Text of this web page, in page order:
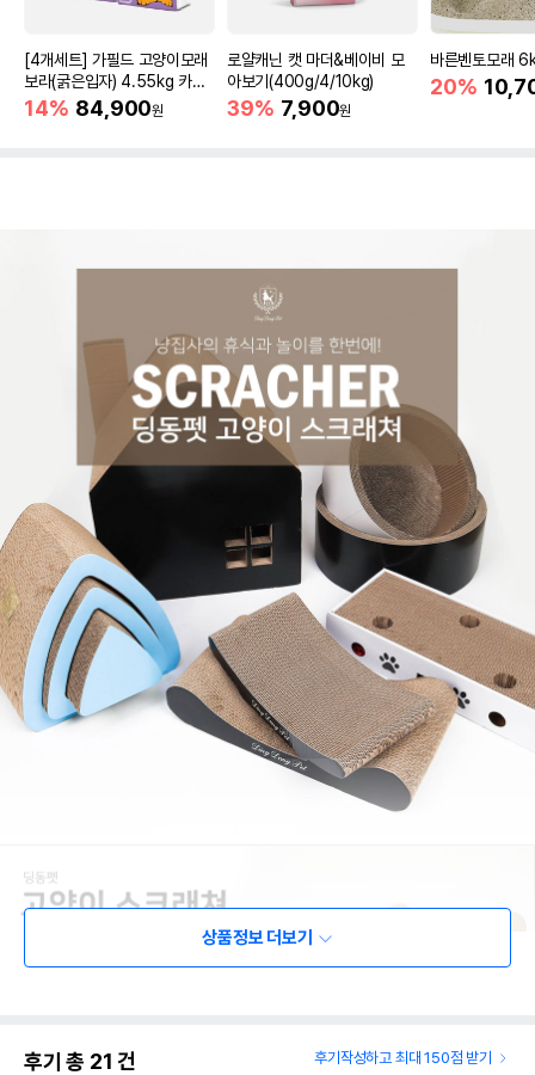
[4개세트] 가필드 고양이모래
보라(굵은입자) 4.55kg 카사
바모래
14% 84,900원
로얄캐닌 캣 마더&베이비 모
아보기(400g/4/10kg)
39% 7,900원
바른벤토모래
20%
상품정보 더보기
후기 총 21 건 후기작성하고 최대 150점 받기